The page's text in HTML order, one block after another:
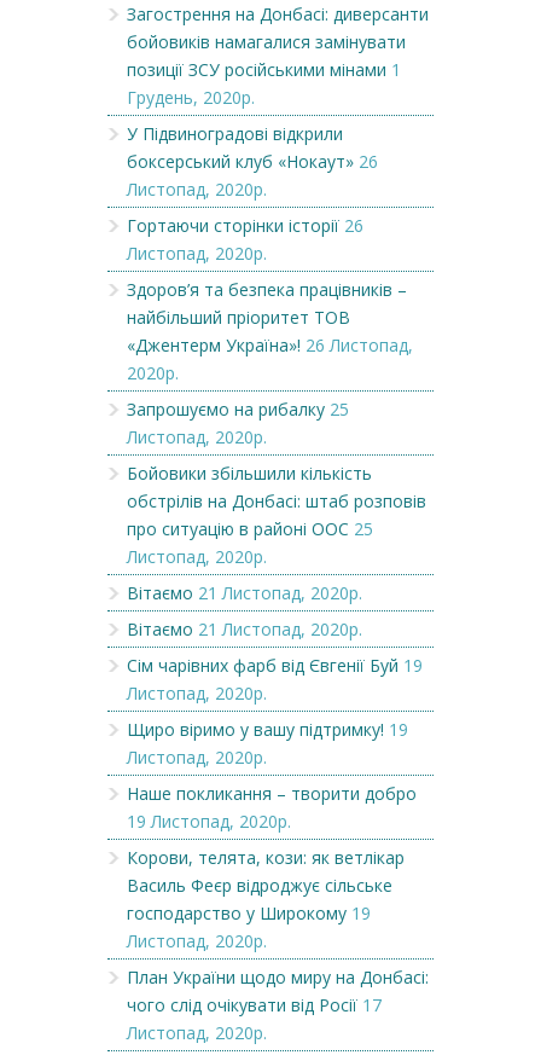
Загострення на Донбасі: диверсанти
бойовиків намагалися замінувати
позиції ЗСУ російськими мінами 1
Грудень, 2020р.
У Підвиноградові відкрили
боксерський клуб «Нокаут» 26
Листопад, 2020р.
Гортаючи сторінки історії 26
Листопад, 2020р.
Здоров’я та безпека працівників –
найбільший пріоритет ТОВ
«Джентерм Україна»! 26 Листопад,
2020р.
Запрошуємо на рибалку 25
Листопад, 2020р.
Бойовики збільшили кількість
обстрілів на Донбасі: штаб розповів
про ситуацію в районі ООС 25
Листопад, 2020р.
Вітаємо 21 Листопад, 2020р.
Вітаємо 21 Листопад, 2020р.
Сім чарівних фарб від Євгенії Буй 19
Листопад, 2020р.
Щиро віримо у вашу підтримку! 19
Листопад, 2020р.
Наше покликання – творити добро
19 Листопад, 2020р.
Корови, телята, кози: як ветлікар
Василь Феєр відроджує сільське
господарство у Широкому 19
Листопад, 2020р.
План України щодо миру на Донбасі:
чого слід очікувати від Росії 17
Листопад, 2020р.